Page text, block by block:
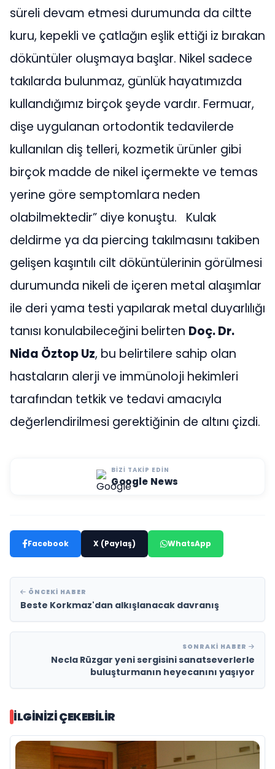
süreli devam etmesi durumunda da ciltte
kuru, kepekli ve çatlağın eşlik ettiği iz bırakan
döküntüler oluşmaya başlar. Nikel sadece
takılarda bulunmaz, günlük hayatımızda
kullandığımız birçok şeyde vardır. Fermuar,
dişe uygulanan ortodontik tedavilerde
kullanılan diş telleri, kozmetik ürünler gibi
birçok madde de nikel içermekte ve temas
yerine göre semptomlara neden
olabilmektedir” diye konuştu. Kulak
deldirme ya da piercing takılmasını takiben
gelişen kaşıntılı cilt döküntülerinin görülmesi
durumunda nikeli de içeren metal alaşımlar
ile deri yama testi yapılarak metal duyarlılığı
tanısı konulabileceğini belirten Doç. Dr.
Nida Öztop Uz, bu belirtilere sahip olan
hastaların alerji ve immünoloji hekimleri
tarafından tetkik ve tedavi amacıyla
değerlendirilmesi gerektiğinin de altını çizdi.
BIZI TAKIP EDIN
Google News
Facebook X (Paylaş) WhatsApp
ÖNCEKI HABER
Beste Korkmaz'dan alkışlanacak davranış
SONRAKI HABER
Necla Rüzgar yeni sergisini sanatseverlerle
buluşturmanın heyecanını yaşıyor
İLGINIZI ÇEKEBILIR